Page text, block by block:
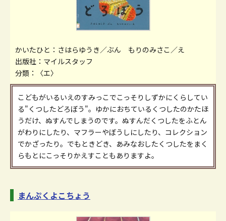
かいたひと：さはらゆうき／ぶん もりのみさこ／え
出版社：マイルスタッフ
分類：〈エ〉
こどもがいるいえのすみっこでこっそりしずかにくらしてい
る"くつしたどろぼう"。ゆかにおちているくつしたのかたほ
うだけ、ぬすんでしまうのです。ぬすんだくつしたをふとん
がわりにしたり、マフラーやぼうしにしたり、コレクション
でかざったり。でもときどき、あみなおしたくつしたをまく
らもとにこっそりかえすこともありますよ。
まんぷくよこちょう